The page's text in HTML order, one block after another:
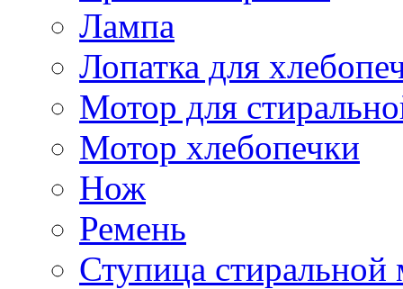
Лампа
Лопатка для
Мотор для
Мотор хлебопечки
Нож
Ремень
Ступица